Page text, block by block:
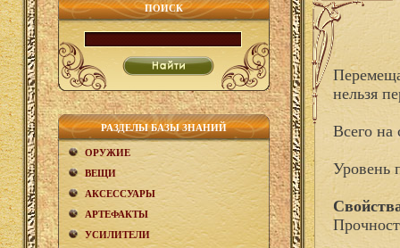
ПОИСК
РАЗДЕЛЫ БАЗЫ ЗНАНИЙ
ОРУЖИЕ
ВЕЩИ
АКCЕСCУАРЫ
АРТЕФАКТЫ
УСИЛИТЕЛИ
нельзя
Всего на
Уровень